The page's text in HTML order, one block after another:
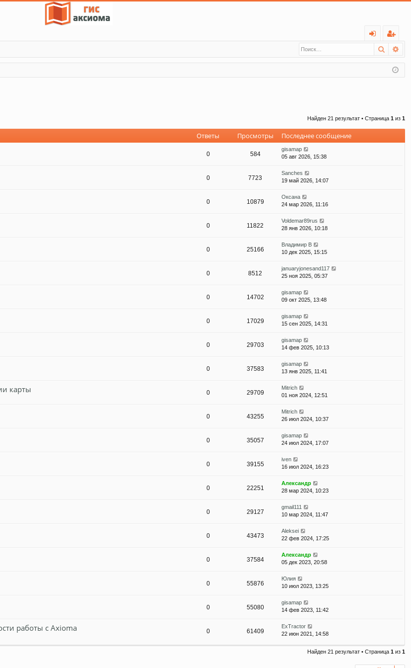
д
ег
ис
тр
Поиск
Найден 21 результат • Страница 1 из 1
Ответы Просмотры Последнее сообщение
0 584
gisamap
05 авг 2026, 15:38
0 7723
Sanches
19 май 2026, 14:07
0 10879
Оксана
24 мар 2026, 11:16
0 11822
Voldemar89rus
28 янв 2026, 10:18
0 25166
Владимир В
10 дек 2025, 15:15
0 8512
januaryjonesand117
25 ноя 2025, 05:37
0 14702
gisamap
09 окт 2025, 13:48
0 17029
gisamap
15 сен 2025, 14:31
0 29703
gisamap
14 фев 2025, 10:13
0 37583
gisamap
13 янв 2025, 11:41
карты 0 29709
Mitrich
01 ноя 2024, 12:51
0 43255
Mitrich
26 июл 2024, 10:37
0 35057
gisamap
24 июл 2024, 17:07
0 39155
iven
16 июл 2024, 16:23
0 22251
Александр
28 мар 2024, 10:23
0 29127
gmail111
10 мар 2024, 11:47
0 43473
Aleksei
22 фев 2024, 17:25
0 37584
Александр
05 дек 2023, 20:58
0 55876
Юлия
10 июл 2023, 13:25
0 55080
gisamap
14 фев 2023, 11:42
работы с Axioma 0 61409
ExTractor
22 июн 2021, 14:58
Найден 21 результат • Страница 1 из 1